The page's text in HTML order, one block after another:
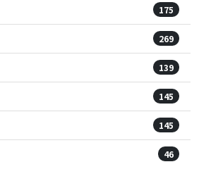
175
269
139
145
145
46